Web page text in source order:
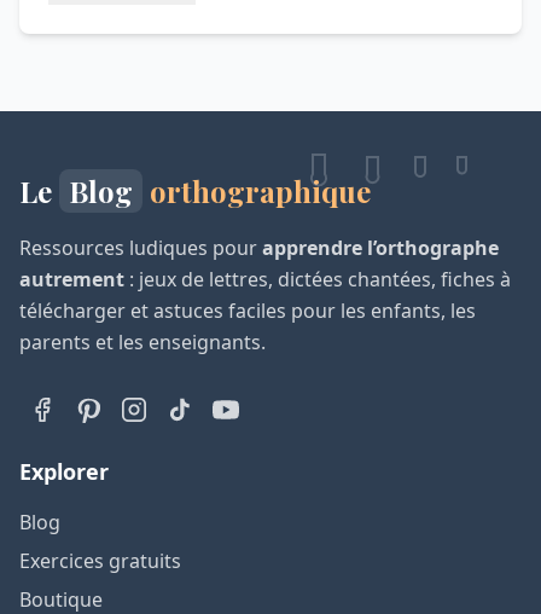
Le Blog orthographique
Ressources ludiques pourapprendre l’orthographe
autrement : jeux de lettres, dictées chantées, fiches à
télécharger et astuces faciles pour les enfants, les
parents et les enseignants.
Explorer
Blog
Exercices gratuits
Boutique